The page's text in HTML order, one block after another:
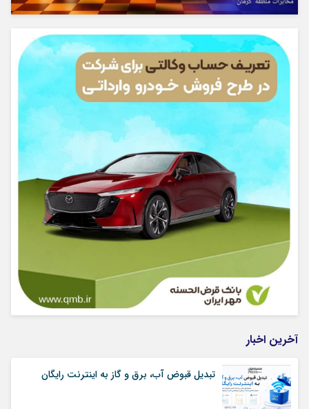
آخرین اخبار
تبدیل قبوض آب، برق و گاز به اینترنت رایگان